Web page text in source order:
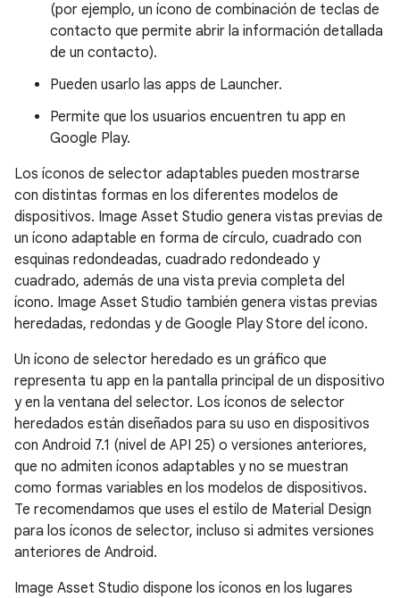
(por ejemplo, un ícono de combinación de teclas de
contacto que permite abrir la información detallada
de un contacto).
Pueden usarlo las apps de Launcher.
Permite que los usuarios encuentren tu app en
Google Play.
Los íconos de selector adaptables pueden mostrarse
con distintas formas en los diferentes modelos de
dispositivos. Image Asset Studio genera vistas previas de
un ícono adaptable en forma de círculo, cuadrado con
esquinas redondeadas, cuadrado redondeado y
cuadrado, además de una vista previa completa del
ícono. Image Asset Studio también genera vistas previas
heredadas, redondas y de Google Play Store del ícono.
Un ícono de selector heredado es un gráfico que
representa tu app en la pantalla principal de un dispositivo
y en la ventana del selector. Los íconos de selector
heredados están diseñados para su uso en dispositivos
con Android 7.1 (nivel de API 25) o versiones anteriores,
que no admiten íconos adaptables y no se muestran
como formas variables en los modelos de dispositivos.
Te recomendamos que uses el estilo de Material Design
para los íconos de selector, incluso si admites versiones
anteriores de Android.
Image Asset Studio dispone los íconos en los lugares